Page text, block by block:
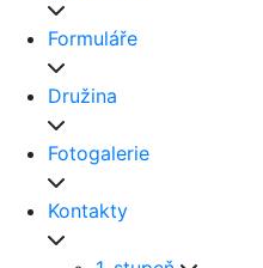
Formuláře
Družina
Fotogalerie
Kontakty